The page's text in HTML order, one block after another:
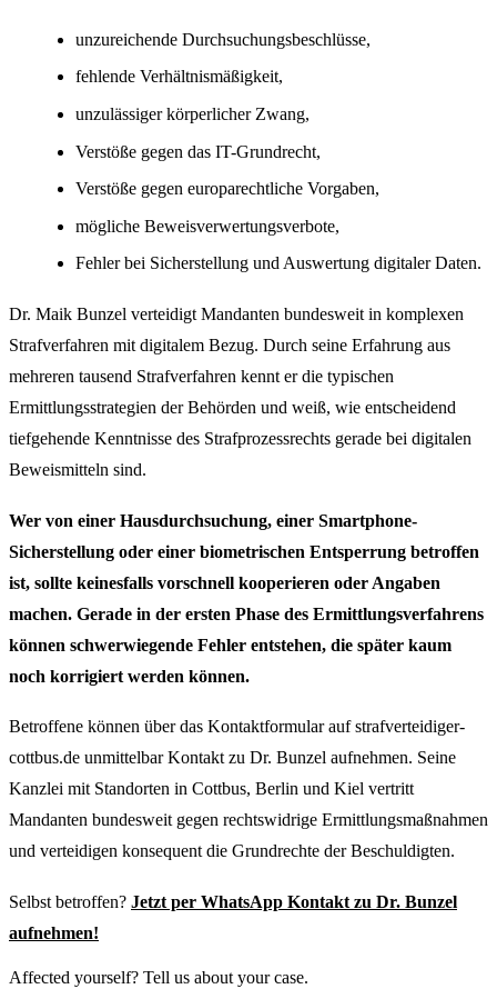
unzureichende Durchsuchungsbeschlüsse,
fehlende Verhältnismäßigkeit,
unzulässiger körperlicher Zwang,
Verstöße gegen das IT-Grundrecht,
Verstöße gegen europarechtliche Vorgaben,
mögliche Beweisverwertungsverbotе,
Fehler bei Sicherstellung und Auswertung digitaler Daten.
Dr. Maik Bunzel verteidigt Mandanten bundesweit in komplexen
Strafverfahren mit digitalem Bezug. Durch seine Erfahrung aus
mehreren tausend Strafverfahren kennt er die typischen
Ermittlungsstrategien der Behörden und weiß, wie entscheidend
tiefgehende Kenntnisse des Strafprozessrechts gerade bei digitalen
Beweismitteln sind.
Wer von einer Hausdurchsuchung, einer Smartphone-
Sicherstellung oder einer biometrischen Entsperrung betroffen
ist, sollte keinesfalls vorschnell kooperieren oder Angaben
machen. Gerade in der ersten Phase des Ermittlungsverfahrens
können schwerwiegende Fehler entstehen, die später kaum
noch korrigiert werden können.
Betroffene können über das Kontaktformular auf strafverteidiger-
cottbus.de unmittelbar Kontakt zu Dr. Bunzel aufnehmen. Seine
Kanzlei mit Standorten in Cottbus, Berlin und Kiel vertritt
Mandanten bundesweit gegen rechtswidrige Ermittlungsmaßnahmen
und verteidigen konsequent die Grundrechte der Beschuldigten.
Selbst betroffen? Jetzt per WhatsApp Kontakt zu Dr. Bunzel
aufnehmen!
Affected yourself? Tell us about your case.